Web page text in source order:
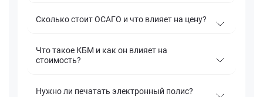
Сколько стоит ОСАГО и что влияет на цену?
Что такое КБМ и как он влияет на
стоимость?
Нужно ли печатать электронный полис?